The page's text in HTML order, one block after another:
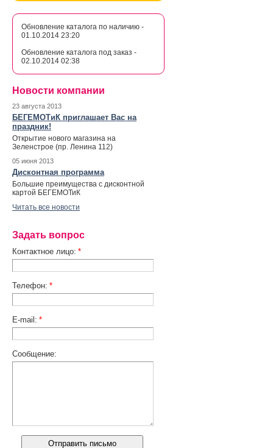
Обновление каталога по наличию -
01.10.2014 23:20
Обновление каталога под заказ -
02.10.2014 02:38
Новости компании
23 августа 2013
БЕГЕМОТиК приглашает Вас на
праздник!
Открытие нового магазина на
Зеленстрое (пр. Ленина 112)
05 июня 2013
Дисконтная программа
Большие преимущества с дисконтной
картой БЕГЕМОТиК
Читать все новости
Задать вопрос
Контактное лицо: *
Телефон: *
E-mail: *
Сообщение: